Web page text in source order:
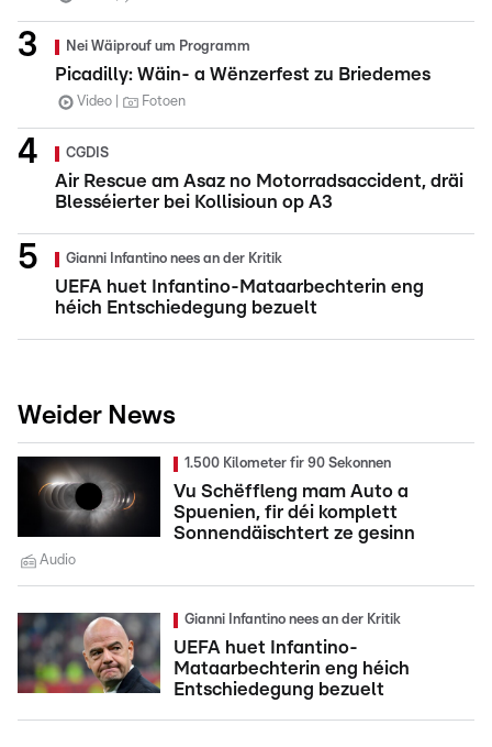
Nei Wäiprouf um Programm
Picadilly: Wäin- a Wënzerfest zu Briedemes
Video Fotoen
CGDIS
Air Rescue am Asaz no Motorradsaccident, dräi
Blesséierter bei Kollisioun op A3
Gianni Infantino nees an der Kritik
UEFA huet Infantino-Mataarbechterin eng
héich Entschiedegung bezuelt
Weider News
1.500 Kilometer fir 90 Sekonnen
Vu Schëffleng mam Auto a
Spuenien, fir déi komplett
Sonnendäischtert ze gesinn
Audio
Gianni Infantino nees an der Kritik
UEFA huet Infantino-
Mataarbechterin eng héich
Entschiedegung bezuelt